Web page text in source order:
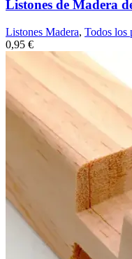
Listones de Madera
Listones Madera, Todos los
0,95 €